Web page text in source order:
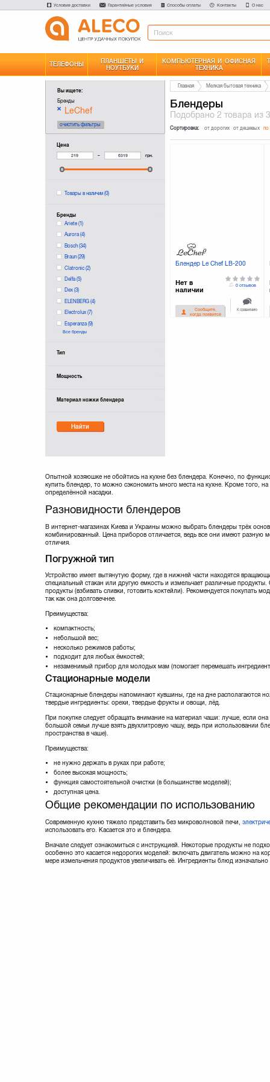
Условия доставки Гарантийные условия Способы оплаты Контакты О нас
ТЕЛЕФОНЫ
ПЛАНШЕТЫ И
НОУТБУКИ
КОМПЬЮТЕРНАЯ И ОФИСНАЯ
ТЕХНИКА
Вы ищете:
Бренды
LeChef
очистить фильтры
Цена
– грн.
Товары в наличии(0)
Бренды
Ariete(1)
Aurora(4)
Bosch(34)
Braun(29)
Clatronic(2)
Delfa(5)
Dex(3)
ELENBERG(4)
Electrolux(7)
Esperanza(9)
Gorenje(22)
Laretti(4)
Liberty(9)
Maxwell(1)
PANASONIC(6)
Polaris(14)
Redmond (19)
Russell Hobbs(17)
Saturn(33)
Scarlett
Sencor(28)
Vimar (3)
Vitek(13)
Zelmer(10)
Все бренды
Тип
Мощность
Материал ножки блендера
Найти
Главная Мелкая бытовая техника
Блендеры
Подобрано2 товара из
Сортировка: от дорогих от дешевых по
Блендер Le Chef LB-200
Нет в
наличии
Сообщите,
когда появится
0 отзывов
К сравнению
Опытной хозяюшке не обойтись на кухне без блендера. Конечно, по
купить блендер, то можно сэкономить много места на кухне. Кроме того,
определённой насадки.
Разновидности блендеров
В интернет-магазинах Киева и Украины можно выбрать блендеры трёх
комбинированный. Цена приборов отличается, ведь все они имеют разную
отличия.
Погружной тип
Устройство имеет вытянутую форму, где в нижней части находятся
специальный стакан или другую емкость и измельчает различные
продукты (взбивать сливки, готовить коктейли). Рекомендуется покупать
так как она долговечнее.
Преимущества:
компактность;
небольшой вес;
несколько режимов работы;
подходит для любых ёмкостей;
незаменимый прибор для молодых мам (помогает перемешать
Стационарные модели
Стационарные блендеры напоминают кувшины, где на дне располагаются
твердые ингредиенты: орехи, твердые фрукты и овощи, лёд.
При покупке следует обращать внимание на материал чаши: лучше, если
большой семьи лучше взять двухлитровую чашу, ведь при использовании
пространства в чаше).
Преимущества:
не нужно держать в руках при работе;
более высокая мощность;
функция самостоятельной очистки (в большинстве моделей);
доступная цена.
Общие рекомендации по использованию
Современную кухню тяжело представить без микроволновой печи,
использовать его. Касается это и блендера.
Вначале следует ознакомиться с инструкцией. Некоторые продукты не
особенно это касается недорогих моделей: включать двигатель можно на
мере измельчения продуктов увеличивать её. Ингредиенты блюд